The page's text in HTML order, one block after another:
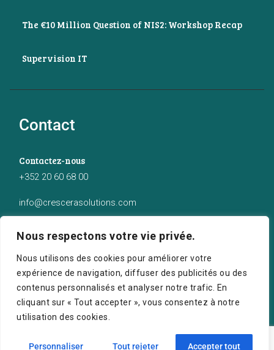
Nous respectons votre vie privée.
Nous utilisons des cookies pour améliorer votre
expérience de navigation, diffuser des publicités ou des
contenus personnalisés et analyser notre trafic. En
cliquant sur « Tout accepter », vous consentez à notre
utilisation des cookies.
Personnaliser Tout rejeter Accepter tout
The €10 Million Question of NIS2: Workshop Recap
Supervision IT
Contact
Contactez-nous
+352 20 60 68 00
info@crescerasolutions.com
50 route d’Esch (2ème étage), Luxembourg
Crescera Solutions © 2026. Tous droits réservés.